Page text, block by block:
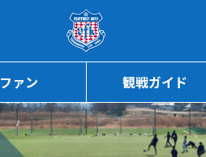
ページの本文へ
ファン 観戦ガイド